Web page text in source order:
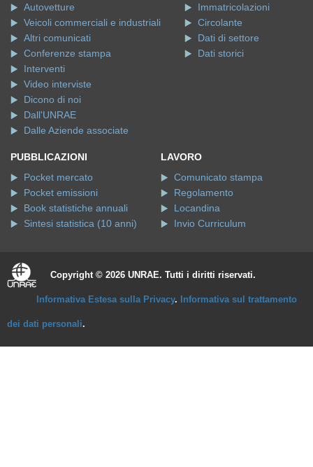
Autovetture
Veicoli commerciali e industriali
Altri comunicati
Conferenze stampa
Interventi
Video interviste
Dicono di noi
Dall'UNRAE
Dalle Aziende associate
Immatricolazioni
Circolante
Dati di settore
Dati storici
PUBBLICAZIONI
Pocket mercato
Pocket emissioni
Book statistiche annuali
Sintesi statistica (10 anni)
LAVORO
Comunicato stampa
Regolamento
Locandina
Invio Curriculum
Copyright © 2026 UNRAE. Tutti i diritti riservati.
Informativa Estesa sulla Privacy. Informativa sul trattamento
dei dati personali.